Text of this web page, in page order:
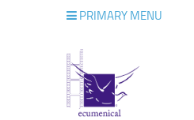
PRIMARY MENU